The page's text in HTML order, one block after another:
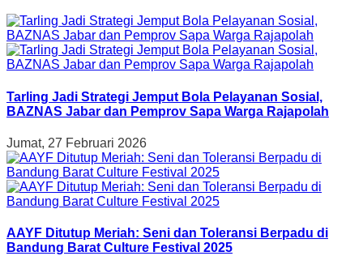
Tarling Jadi Strategi Jemput Bola Pelayanan Sosial,
BAZNAS Jabar dan Pemprov Sapa Warga Rajapolah
Jumat, 27 Februari 2026
AAYF Ditutup Meriah: Seni dan Toleransi Berpadu di
Bandung Barat Culture Festival 2025